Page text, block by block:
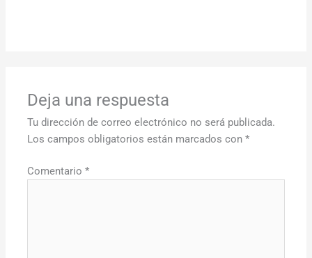
Deja una respuesta
Tu dirección de correo electrónico no será publicada.
Los campos obligatorios están marcados con*
Comentario*